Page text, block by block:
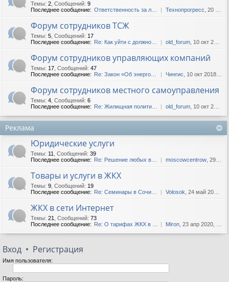
Темы: 2 Сообщений: 9
Последнее сообщение: Ответственность за лифты Технопрогресс , 20 окт 2020, 09:51
Форум сотрудников ТСЖ
Темы: 5 Сообщений: 17
Последнее сообщение: Re: Как уйти с должности пр... old_forum , 10 окт 2015, 15:16
Форум сотрудников управляющих компаний
Темы: 17 Сообщений: 47
Последнее сообщение: Re: Закон «Об энергосбереже... Чингис , 10 окт 2018, 06:22
Форум сотрудников местного самоуправления
Темы: 4 Сообщений: 6
Последнее сообщение: Re: Жилищная политика. Реко... old_forum , 10 окт 2015, 16:45
Реклама
Юридические услуги
Темы: 11 Сообщений: 39
Последнее сообщение: Re: Решение любых вопросов ... moscowcentrow , 29 мар 2020, 02:30
Товары и услуги в ЖКХ
Темы: 9 Сообщений: 19
Последнее сообщение: Re: Семинары в Сочи летом 2... Volosok , 24 май 2020, 23:27
ЖКХ в сети Интернет
Темы: 21 Сообщений: 73
Последнее сообщение: Re: О тарифах ЖКХ в СМИ Miron , 23 апр 2020, 08:31
Вход • Регистрация
Имя пользователя:
Пароль: